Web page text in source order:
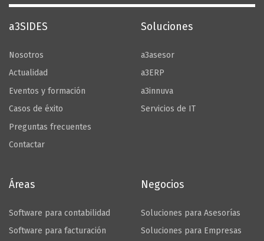
a3SIDES
Nosotros
Actualidad
Eventos y formación
Casos de éxito
Preguntas frecuentes
Contactar
Soluciones
a3asesor
a3ERP
a3innuva
Servicios de IT
Áreas
Software para contabilidad
Software para facturación
Negocios
Soluciones para Asesorías
Soluciones para Empresas